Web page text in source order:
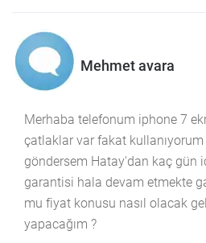
Mehmet avara
Merhaba telefonum iphone 7
çatlaklar var fakat kullanıyorum
göndersem Hatay'dan kaç gün
garantisi hala devam etmekte
mu fiyat konusu nasıl olacak
yapacağım ?